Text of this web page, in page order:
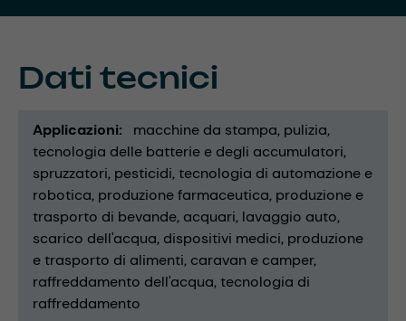
Dati tecnici
Applicazioni macchine da stampa pulizia
tecnologia delle batterie e degli accumulatori
spruzzatori pesticidi tecnologia di automazione e
robotica produzione farmaceutica produzione e
trasporto di bevande acquari lavaggio auto
scarico dell'acqua dispositivi medici produzione
e trasporto di alimenti caravan e camper
raffreddamento dell'acqua tecnologia di
raffreddamento